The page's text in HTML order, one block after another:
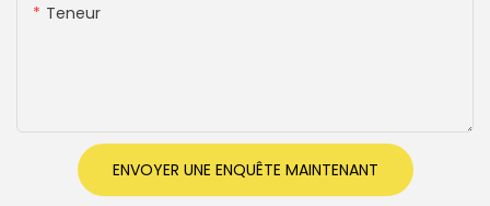
Teneur
ENVOYER UNE ENQUÊTE MAINTENANT